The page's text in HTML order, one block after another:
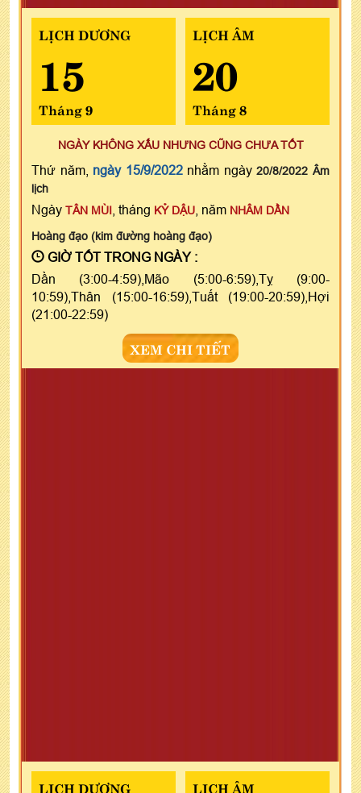
LỊCH DƯƠNG
15
Tháng 9
LỊCH ÂM
20
Tháng 8
NGÀY KHÔNG XẤU NHƯNG CŨNG CHƯA TỐT
Thứ năm, ngày 15/9/2022nhằm ngày20/8/2022 Âm
lịch
Ngày TÂN MÙI , tháng KỶ DẬU , năm NHÂM DẦN
Hoàng đạo (kim đường hoàng đạo)
GIỜ TỐT TRONG NGÀY :
Dần (3:00-4:59),Mão (5:00-6:59),Tỵ (9:00-
10:59),Thân (15:00-16:59),Tuất (19:00-20:59),Hợi
(21:00-22:59)
XEM CHI TIẾT
LỊCH DƯƠNG LỊCH ÂM